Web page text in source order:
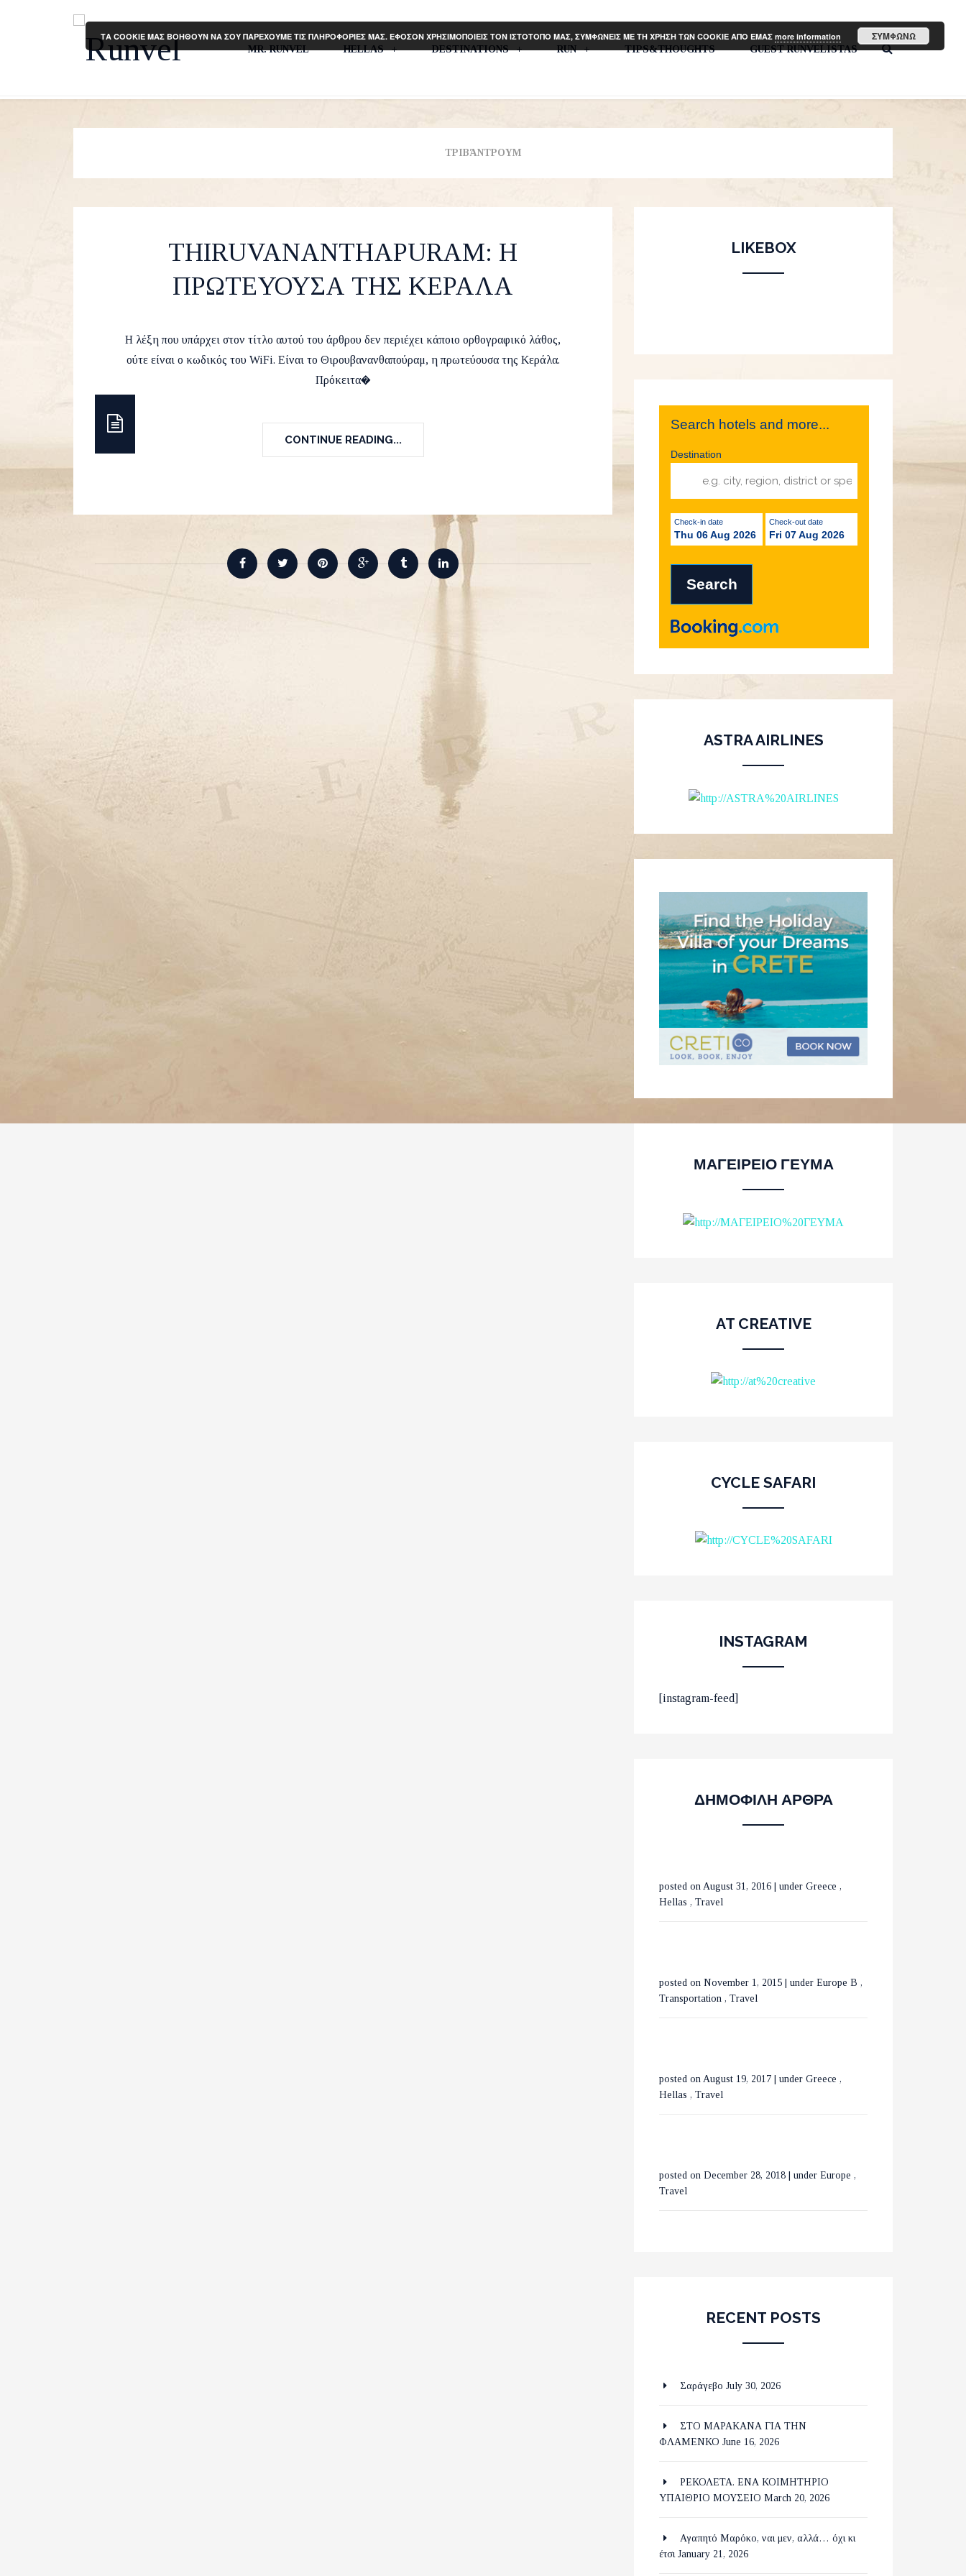
MR. RUNVEL HELLAS DESTINATIONS RUN TIPS&THOUGHTS GUEST RUNVELISTAS
ΤΡΙΒΆΝΤΡΟΥΜ
THIRUVANANTHAPURAM: Η
ΠΡΩΤΕΥΟΥΣΑ ΤΗΣ ΚΕΡΑΛΑ
Runvel 13 February 2018 Asia Kerala Blog Express Travel
Η λέξη που υπάρχει στον τίτλο αυτού του άρθρου δεν περιέχει κάποιο ορθογραφικό λάθος,
ούτε είναι ο κωδικός του WiFi. Είναι το Θιρουβανανθαπούραμ, η πρωτεύουσα της Κεράλα.
Πρόκειτα�
CONTINUE READING...
LIKEBOX
Search hotels and more...
Destination
Check-in date
Thu 06 Aug 2026
Check-out date
Fri 07 Aug 2026
ASTRA AIRLINES
ΜΑΓΕΙΡΕΙΟ ΓΕΥΜΑ
AT CREATIVE
CYCLE SAFARI
INSTAGRAM
[instagram-feed]
ΔΗΜΟΦΙΛΗ ΑΡΘΡΑ
ΟΙ 10 ΟΜΟΡΦΟΤΕΡΕΣ
posted on August 31, 2016 under Greece ,
Hellas , Travel
ΜΕ ΤΡΕΝΑ ΣΕ ΒΕΛΓΙΟ
posted on November 1, 2015 under Europe B ,
Transportation , Travel
ΟΙ ΚΑΤΑΡΡΑΚΤΕΣ ΤΗΣ
posted on August 19, 2017 under Greece ,
Hellas , Travel
ΕΞΕΡΕΥΝΩΝΤΑΣ ΤΟ
posted on December 28, 2018 under Europe ,
Travel
RECENT POSTS
Σαράγεβο July 30, 2026
ΣΤΟ ΜΑΡΑΚΑΝΑ ΓΙΑ ΤΗΝ
ΦΛΑΜΕΝΚΟ June 16, 2026
ΡΕΚΟΛΕΤΑ. ΕΝΑ ΚΟΙΜΗΤΗΡΙΟ
ΥΠΑΙΘΡΙΟ ΜΟΥΣΕΙΟ March 20, 2026
Αγαπητό Μαρόκο, ναι μεν, αλλά… όχι κι
έτσι January 21, 2026
ΤΑ COOKIE ΜΑΣ ΒΟΗΘΟΥΝ ΝΑ ΣΟΥ ΠΑΡΕΧΟΥΜΕ ΤΙΣ ΠΛΗΡΟΦΟΡΙΕΣ ΜΑΣ. ΕΦΟΣΟΝ ΧΡΗΣΙΜΟΠΟΙΕΙΣ ΤΟΝ ΙΣΤΟΤΟΠΟ ΜΑΣ, ΣΥΜΦΩΝΕΙΣ ΜΕ ΤΗ ΧΡΗΣΗ ΤΩΝ COOKIE ΑΠΟ ΕΜΑΣ more information ΣΥΜΦΩΝΩ